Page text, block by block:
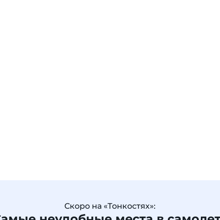
Скоро на «Тонкостях»: